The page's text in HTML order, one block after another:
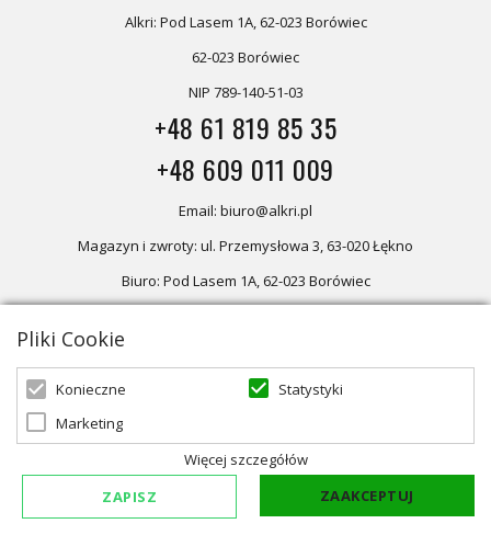
Alkri: Pod Lasem 1A, 62-023 Borówiec
62-023 Borówiec
NIP 789-140-51-03
+48 61 819 85 35
+48 609 011 009
Email: biuro@alkri.pl
Magazyn i zwroty: ul. Przemysłowa 3, 63-020 Łękno
Biuro: Pod Lasem 1A, 62-023 Borówiec
Oferta skierowana dla firm, w przypadku zakupów detalicznych
Pliki Cookie
Konieczne
Statystyki
Marketing
Więcej szczegółów
ZAPISZ
ZAAKCEPTUJ
© 2026 ALKRI | Powered byzentoshop